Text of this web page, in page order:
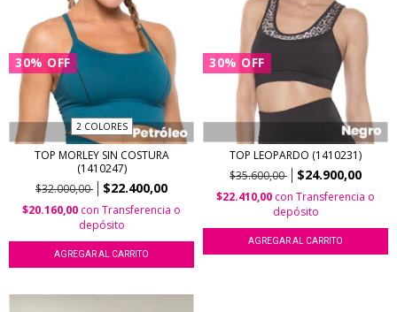
30% OFF
2 COLORES
TOP MORLEY SIN COSTURA
(1410247)
$32.000,00
$22.400,00
$20.160,00 con Transferencia o
depósito
AGREGAR AL CARRITO
30% OFF
TOP LEOPARDO (1410231)
$35.600,00
$24.900,00
$22.410,00 con Transferencia o
depósito
AGREGAR AL CARRITO